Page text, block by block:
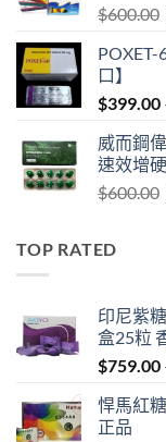
$600.00
口】
$399.00
威而鋼
速效增
$600.00
TOP RATED
印尼紫
盒25粒
$759.00
悍馬紅
正品